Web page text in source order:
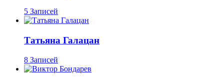
5 Записей
Татьяна Галацан
8 Записей